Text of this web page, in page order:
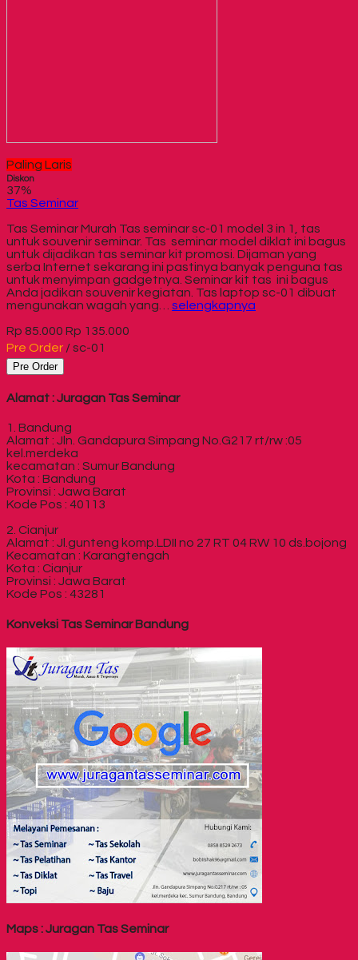
Paling Laris
Diskon
37%
Tas Seminar
Tas Seminar Murah Tas seminar sc-01 model 3 in 1, tas
untuk souvenir seminar. Tas seminar model diklat ini bagus
untuk dijadikan tas seminar kit promosi. Dijaman yang
serba Internet sekarang ini pastinya banyak penguna tas
untuk menyimpan gadgetnya. Seminar kit tas ini bagus
Anda jadikan souvenir kegiatan. Tas laptop sc-01 dibuat
mengunakan wagah yang… selengkapnya
Rp 85.000 Rp 135.000
Pre Order / sc-01
Pre Order
Alamat : Juragan Tas Seminar
1. Bandung
Alamat : Jln. Gandapura Simpang No.G217 rt/rw :05
kel.merdeka
kecamatan : Sumur Bandung
Kota : Bandung
Provinsi : Jawa Barat
Kode Pos : 40113
2. Cianjur
Alamat : Jl.gunteng komp.LDII no 27 RT 04 RW 10 ds.bojong
Kecamatan : Karangtengah
Kota : Cianjur
Provinsi : Jawa Barat
Kode Pos : 43281
Konveksi Tas Seminar Bandung
Maps : Juragan Tas Seminar